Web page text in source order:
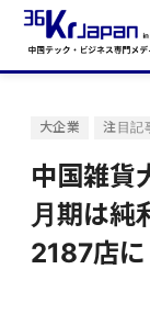
大企業 注目記
中国雑貨
月期は
2187店に